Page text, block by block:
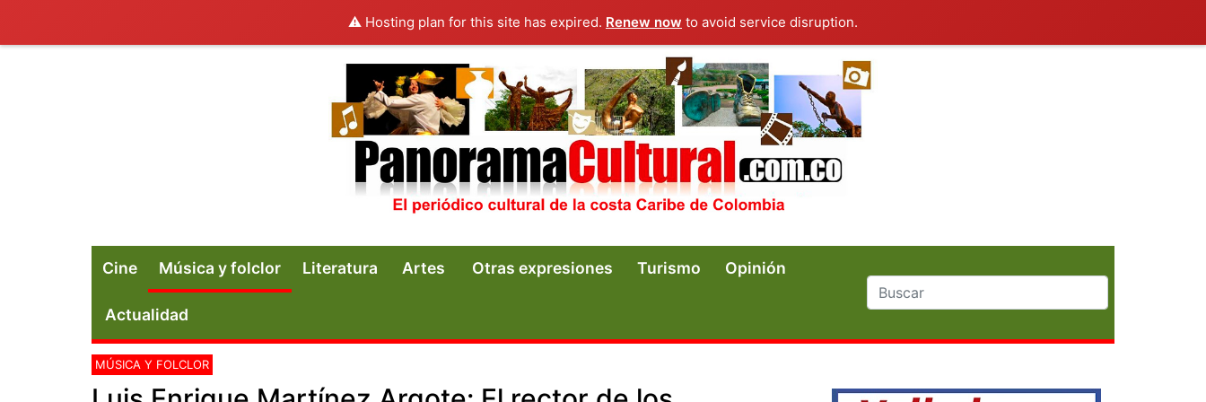
⚠️ Hosting plan for this site has expired. Renew now to avoid service disruption.
Cine Música y folclor Literatura Artes Otras expresiones Turismo Opinión
Actualidad
MÚSICA Y FOLCLOR